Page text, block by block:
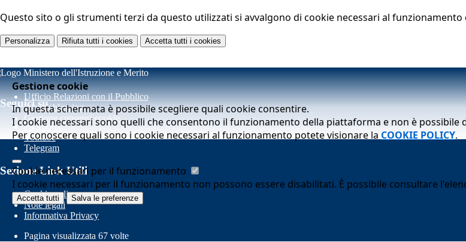
Questo sito o gli strumenti terzi da questo utilizzati si avvalgono di cookie necessari al
Personalizza Rifiuta tutti i cookies Accetta tutti i cookies
Gestione cookie
In questa schermata è possibile scegliere quali cookie consentire.
I cookie necessari sono quelli che consentono il funzionamento della piattaforma e non è possibile
Per conoscere quali sono i cookie necessari al funzionamento potete visionare la COOKIE POLICY.
Cookie necessari per il funzionamento
I cookie necessari per il funzionamento non possono essere disabilitati. È possibile consultare
Accetta tutti Salva le preferenze
Ufficio Relazioni con il Pubblico
Whistleblowing
Gestione consensi cookie
Seguici su
Facebook
Youtube
Telegram
Sezione Link Utili
Cookie policy
Note legali
Informativa Privacy
Pagina visualizzata 67 volte